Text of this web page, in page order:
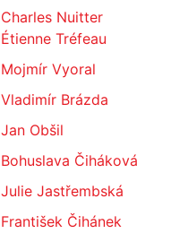
Charles Nuitter
Étienne Tréfeau
Mojmír Vyoral
Vladimír Brázda
Jan Obšil
Bohuslava Čiháková
Julie Jastřembská
František Čihánek